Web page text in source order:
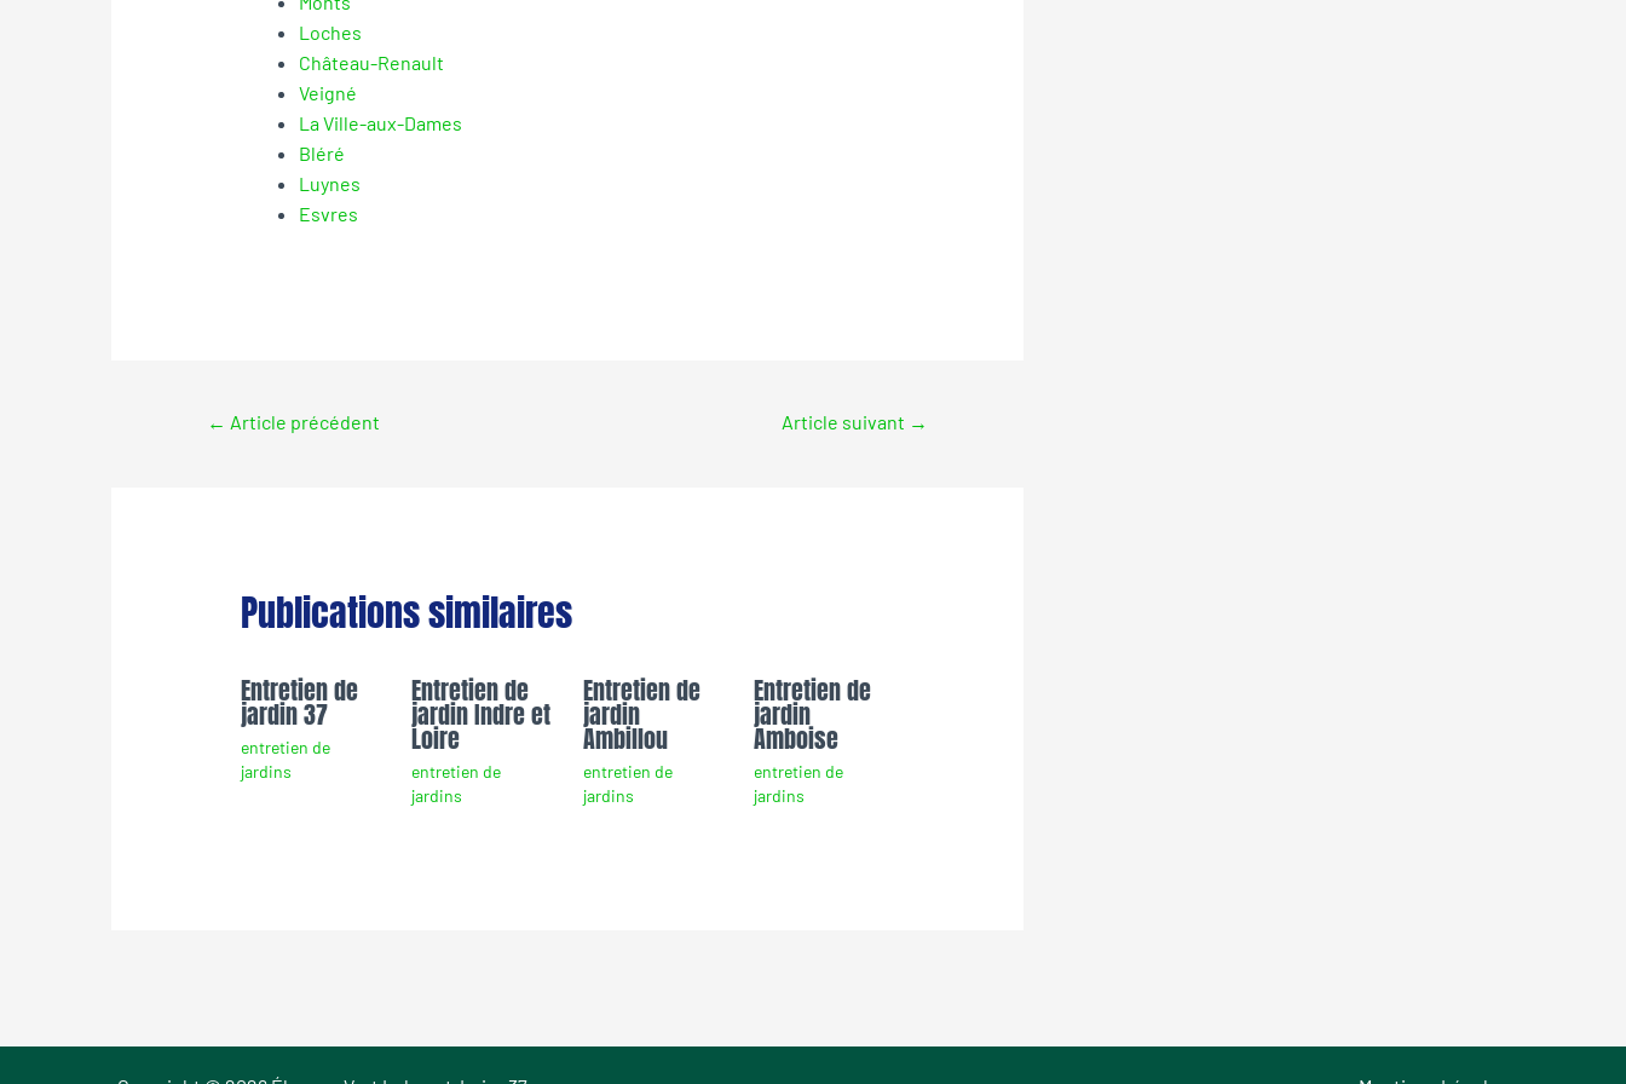
Loches
Château-Renault
Veigné
La Ville-aux-Dames
Bléré
Luynes
Esvres
← Article précédent Article suivant →
Publications similaires
Entretien de
jardin 37
entretien de
jardins
Entretien de
jardin Indre et
Loire
entretien de
jardins
Entretien de
jardin
Ambillou
entretien de
jardins
Entretien de
jardin
Amboise
entretien de
jardins